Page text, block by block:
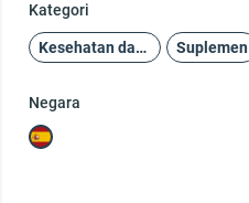
Kategori
Kesehatan dan Kecantikan Suplemen
Negara